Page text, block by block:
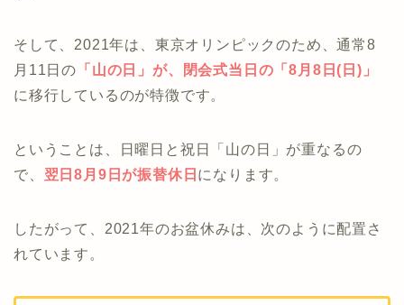
そして、2021年は、東京オリンピックのため、通常8
月11日の 「 山の日」が、閉会式当日の 「8月8日(日)」
に移行しているのが特徴です。
ということは、日曜日と祝日「山の日」が重なるの
で、 翌日8月9日が振替休日 になります。
したがって、2021年のお盆休みは、次のように配置さ
れています。